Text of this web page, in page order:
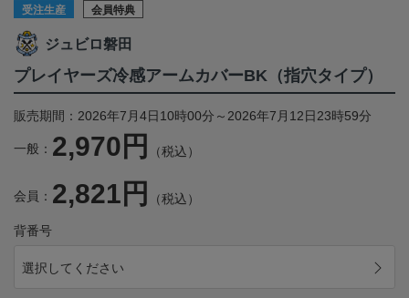
受注生産 会員特典
ジュビロ磐田
プレイヤーズ冷感アームカバーBK（指穴タイプ）
販売期間：2026年7月4日10時00分～2026年7月12日23時59分
一般： 2,970円 （税込）
会員： 2,821円 （税込）
背番号
選択してください